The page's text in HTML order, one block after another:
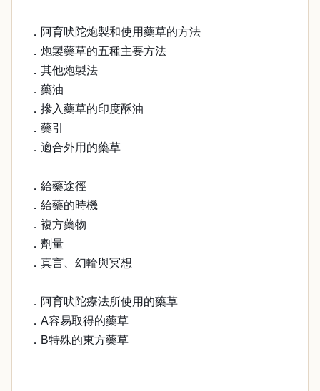
．阿育吠陀炮製和使用藥草的方法
．炮製藥草的五種主要方法
．其他炮製法
．藥油
．摻入藥草的印度酥油
．藥引
．適合外用的藥草
．給藥途徑
．給藥的時機
．複方藥物
．劑量
．真言、幻輪與冥想
．阿育吠陀療法所使用的藥草
．A容易取得的藥草
．B特殊的東方藥草